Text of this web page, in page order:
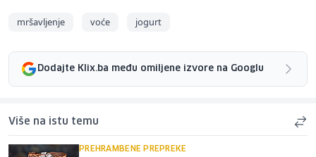
mršavljenje voće jogurt
Dodajte Klix.ba među omiljene izvore na Googlu
Više na istu temu
PREHRAMBENE PREPREKE